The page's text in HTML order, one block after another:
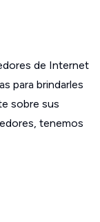
de Internet
para brindarles
sobre sus
tenemos